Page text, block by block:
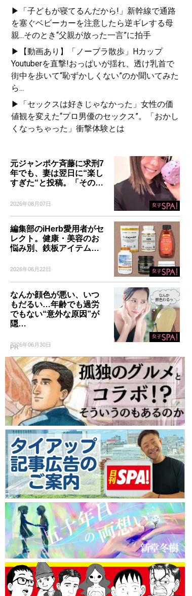
▶「子どもが寝てるんだから!」新幹線で通路
を塞ぐベビーカーを注意したら逆ギレする母
親...そのとき“父親が放った一言”に拍手
▶【動画あり】「ノーブラ散歩」Hカップ
Youtuberを直撃!おっぱいが揺れ、透け乳首で
街中を歩いて“恥ずかしくない”のか聞いてみた
ら...
▶「セックスは好きじゃなかった」女性の価
値観を変えた“プロ男優のセックス”。「おかし
くなっちゃった」衝撃体験とは
元ジャンポケ斉藤に求刑7
年でも、妻は翌日に“楽し
すぎた“と投稿。「その…
2026年08月07日
編集部のiHerb愛用者がセ
レクト。健康・美容のお
悩み別、鉄板アイテム…
2026年06月22日
なんか顔色が悪い、いつ
もだるい…年齢でも過労
でもない“意外な原因”が
隠…
2026年06月30日
PR